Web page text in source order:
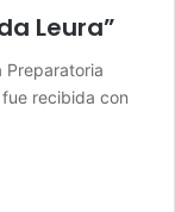
Leura”
Preparatoria
fue recibida con